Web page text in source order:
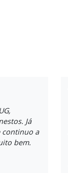
Já
continuo a
bem.